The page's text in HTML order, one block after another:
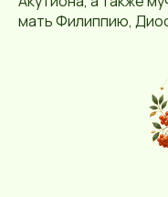
мать Филиппию,